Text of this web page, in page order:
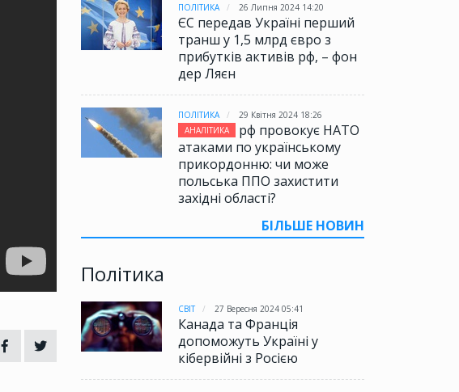
ПОЛІТИКА 26 Липня 2024 14:20
ЄС передав Україні перший
транш у 1,5 млрд євро з
прибутків активів рф, – фон
дер Ляєн
ПОЛІТИКА
29 Квітня 2024 18:26
АНАЛІТИКА
рф провокує НАТО
атаками по українському
прикордонню: чи може
польська ППО захистити
західні області?
БІЛЬШЕ НОВИН
Політика
СВІТ 27 Вересня 2024 05:41
Канада та Франція
допоможуть Україні у
кібервійні з Росією